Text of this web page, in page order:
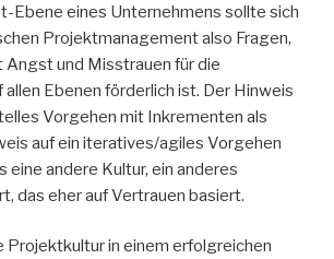
Ebene eines Unternehmens sollte sich
Projektmanagement also Fragen,
Angst und Misstrauen für die
Ebenen förderlich ist. Der Hinweis
Vorgehen mit Inkrementen als
auf ein iteratives/agiles Vorgehen
eine andere Kultur, ein anderes
das eher auf Vertrauen basiert.
Projektkultur in einem erfolgreichen